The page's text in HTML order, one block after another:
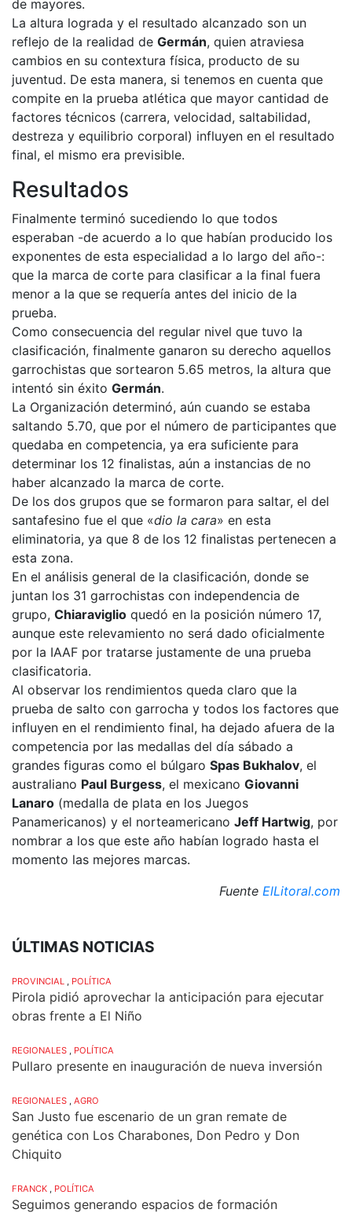
de mayores.
La altura lograda y el resultado alcanzado son un
reflejo de la realidad de Germán, quien atraviesa
cambios en su contextura física, producto de su
juventud. De esta manera, si tenemos en cuenta que
compite en la prueba atlética que mayor cantidad de
factores técnicos (carrera, velocidad, saltabilidad,
destreza y equilibrio corporal) influyen en el resultado
final, el mismo era previsible.
Resultados
Finalmente terminó sucediendo lo que todos
esperaban -de acuerdo a lo que habían producido los
exponentes de esta especialidad a lo largo del año-:
que la marca de corte para clasificar a la final fuera
menor a la que se requería antes del inicio de la
prueba.
Como consecuencia del regular nivel que tuvo la
clasificación, finalmente ganaron su derecho aquellos
garrochistas que sortearon 5.65 metros, la altura que
intentó sin éxito Germán.
La Organización determinó, aún cuando se estaba
saltando 5.70, que por el número de participantes que
quedaba en competencia, ya era suficiente para
determinar los 12 finalistas, aún a instancias de no
haber alcanzado la marca de corte.
De los dos grupos que se formaron para saltar, el del
santafesino fue el que «dio la cara» en esta
eliminatoria, ya que 8 de los 12 finalistas pertenecen a
esta zona.
En el análisis general de la clasificación, donde se
juntan los 31 garrochistas con independencia de
grupo, Chiaraviglio quedó en la posición número 17,
aunque este relevamiento no será dado oficialmente
por la IAAF por tratarse justamente de una prueba
clasificatoria.
Al observar los rendimientos queda claro que la
prueba de salto con garrocha y todos los factores que
influyen en el rendimiento final, ha dejado afuera de la
competencia por las medallas del día sábado a
grandes figuras como el búlgaro Spas Bukhalov, el
australiano Paul Burgess, el mexicano Giovanni
Lanaro (medalla de plata en los Juegos
Panamericanos) y el norteamericano Jeff Hartwig, por
nombrar a los que este año habían logrado hasta el
momento las mejores marcas.
Fuente ElLitoral.com
ÚLTIMAS NOTICIAS
PROVINCIAL , POLÍTICA
Pirola pidió aprovechar la anticipación para ejecutar
obras frente a El Niño
REGIONALES , POLÍTICA
Pullaro presente en inauguración de nueva inversión
REGIONALES , AGRO
San Justo fue escenario de un gran remate de
genética con Los Charabones, Don Pedro y Don
Chiquito
FRANCK , POLÍTICA
Seguimos generando espacios de formación